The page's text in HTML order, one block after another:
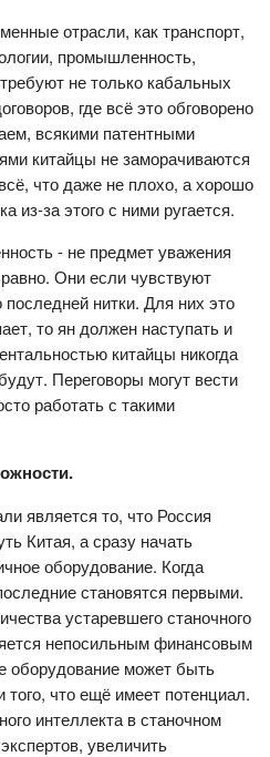
отрасли, как транспорт,
промышленность,
не только кабальных
где всё это обговорено
всякими патентными
китайцы не заморачиваются
что даже не плохо, а хорошо
из-за этого с ними ругается.
- не предмет уважения
Они если чувствуют
нитки. Для них это
то ян должен наступать и
китайцы никогда
Переговоры могут вести
работать с такими
является то, что Россия
Китая, а сразу начать
оборудование. Когда
становятся первыми.
устаревшего станочного
непосильным финансовым
оборудование может быть
что ещё имеет потенциал.
интеллекта в станочном
увеличить